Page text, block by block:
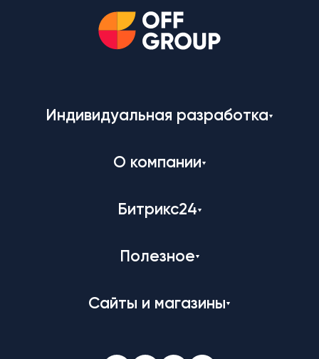
Индивидуальная разработка
О компании
Битрикс24
Полезное
Сайты и магазины